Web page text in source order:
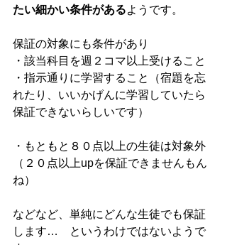
たい細かい条件があるようです。
保証の対象にも条件があり
・該当科目を週２コマ以上受けること
・指示通りに学習すること（宿題を忘
れたり、いいかげんに学習していたら
保証できないらしいです）
・もともと８０点以上の生徒は対象外
（２０点以上upを保証できませんもん
ね）
などなど、単純にどんな生徒でも保証
します…　というわけではないようで